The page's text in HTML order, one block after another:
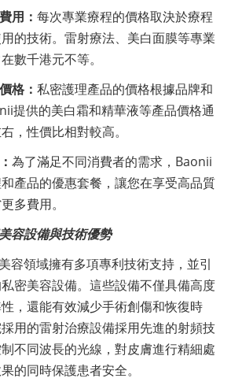
用 ： 每次專業療程的價格取決於療程
的技術。雷射療法、美白面膜等專業
數千港元不等。
格 ： 私密護理產品的價格根據品牌和
提供的美白霜和精華液等產品價格通
，性價比相對較高。
： 為了滿足不同消費者的需求，Baonii
產品的優惠套餐，讓您在享受高品質
多費用。
容設備與技術優勢
容領域擁有多項專利技術支持，並引
密美容設備。這些設備不僅具備高度
，還能有效減少手術創傷和恢復時
用的雷射治療設備採用先進的射頻技
不同波長的光線，對皮膚進行精細處
的同時保護患者安全。